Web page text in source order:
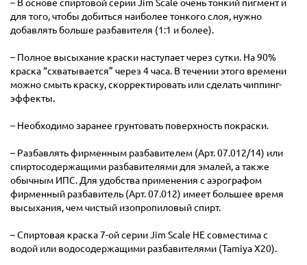
для того, чтобы добиться наиболее тонкого слоя, нужно
добавлять больше разбавителя (1:1 и более).
– Полное высыхание краски наступает через сутки. На 90%
краска “схватывается” через 4 часа. В течении этого времени
можно смыть краску, скорректировать или сделать чиппинг-
эффекты.
– Необходимо заранее грунтовать поверхность покраски.
– Разбавлять фирменным разбавителем (Арт. 07.012/14) или
спиртосодержащими разбавителями для эмалей, а также
обычным ИПС. Для удобства применения с аэрографом
фирменный разбавитель (Арт. 07.012) имеет большее время
высыхания, чем чистый изопропиловый спирт.
– Спиртовая краска 7-ой серии Jim Scale НЕ совместима с
водой или водосодержащими разбавителями (Tamiya X20).